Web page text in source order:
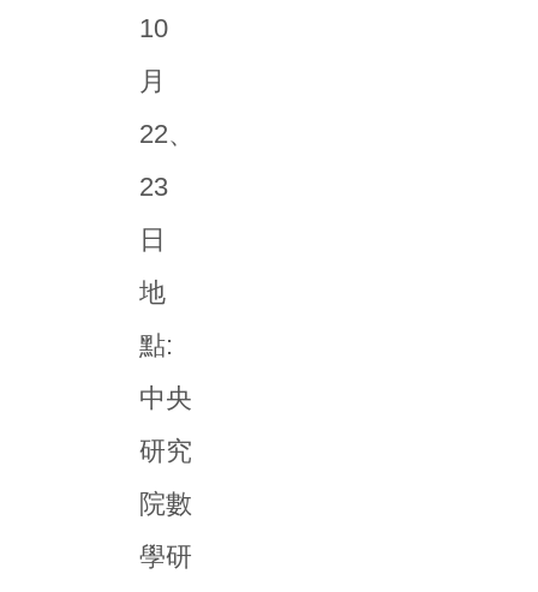
10
月
22、
23
日
地
點:
中央
研究
院數
學研